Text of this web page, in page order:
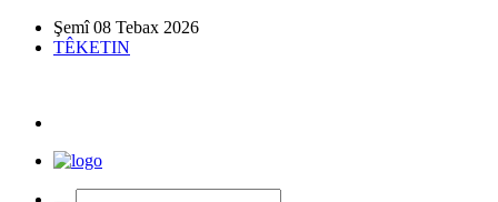
Şemî 08 Tebax 2026
TÊKETIN